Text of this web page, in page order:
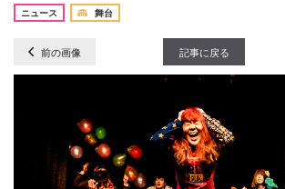
ニュース
舞台
前の画像 記事に戻る